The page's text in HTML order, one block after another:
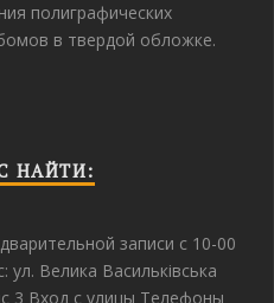
полиграфических
в твердой обложке.
НАЙТИ:
записи с 10-00
Велика Васильківська
3 Вход с улицы Телефоны